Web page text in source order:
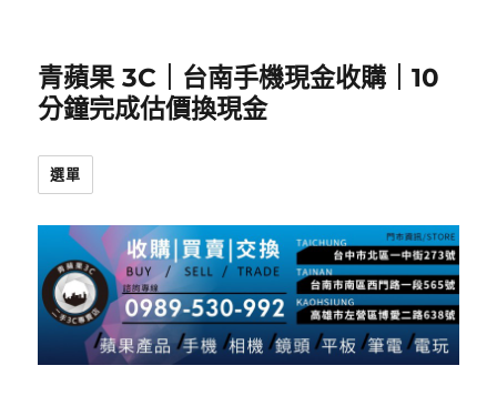
青蘋果 3C｜台南手機現金收購｜10
分鐘完成估價換現金
選單